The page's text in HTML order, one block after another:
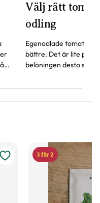
Välj rätt
odling
Egenodlade tomater
bättre. Det är lite
belöningen desto
tomat.
3 för 2